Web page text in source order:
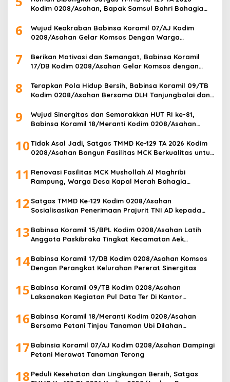
Kodim 0208/Asahan, Bapak Samsul Bahri Bahagia
6
Wujud Keakraban Babinsa Koramil 07/AJ Kodim
0208/Asahan Gelar Komsos Dengan Warga
7
Berikan Motivasi dan Semangat, Babinsa Koramil
17/DB Kodim 0208/Asahan Gelar Komsos dengan
8
Terapkan Pola Hidup Bersih, Babinsa Koramil 09/TB
Kodim 0208/Asahan Bersama DLH Tanjungbalai dan
9
Wujud Sinergitas dan Semarakkan HUT RI ke-81,
Babinsa Koramil 18/Meranti Kodim 0208/Asahan
10Tidak Asal Jadi, Satgas TMMD Ke-129 TA 2026 Kodim
0208/Asahan Bangun Fasilitas MCK Berkualitas untuk
11 Renovasi Fasilitas MCK Mushollah Al Maghribi
Rampung, Warga Desa Kapal Merah Bahagia
0208/Asahan
12 Satgas TMMD Ke-129 Kodim 0208/Asahan
Sosialisasikan Penerimaan Prajurit TNI AD kepada
13 Babinsa Koramil 15/BPL Kodim 0208/Asahan Latih
Anggota Paskibraka Tingkat Kecamatan Aek
14Babinsa Koramil 17/DB Kodim 0208/Asahan Komsos
Dengan Perangkat Kelurahan Pererat Sinergitas
15 Babinsa Koramil 09/TB Kodim 0208/Asahan
Laksanakan Kegiatan Pul Data Ter Di Kantor
16 Babinsa Koramil 18/Meranti Kodim 0208/Asahan
Bersama Petani Tinjau Tanaman Ubi Dilahan
17 Babinsia Koramil 07/AJ Kodim 0208/Asahan Dampingi
Petani Merawat Tanaman Terong
18 Peduli Kesehatan dan Lingkungan Bersih, Satgas